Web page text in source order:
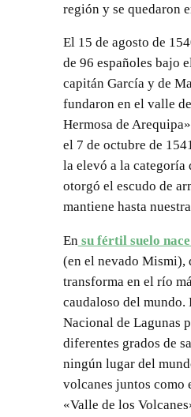
región y se quedaron
El 15 de agosto de
de 96 españoles bajo
capitán García y de
fundaron en el valle
Hermosa de
el 7 de octubre de
la elevó a la categoría
otorgó el escudo de
mantiene hasta
Ensu fértil suelo
(en el nevado Mismi),
transforma en el río
caudaloso del mundo.
Nacional de Lagunas
diferentes grados de
ningún lugar del
volcanes juntos como
«Valle de los